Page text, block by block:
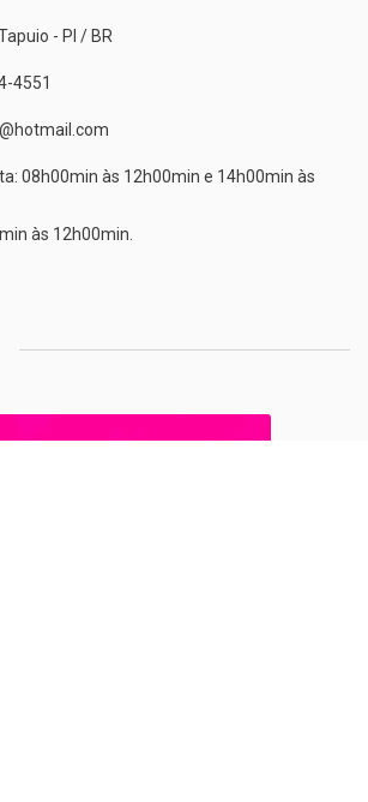
- PI / BR
4551
08h00min às 12h00min e 14h00min às
às 12h00min.